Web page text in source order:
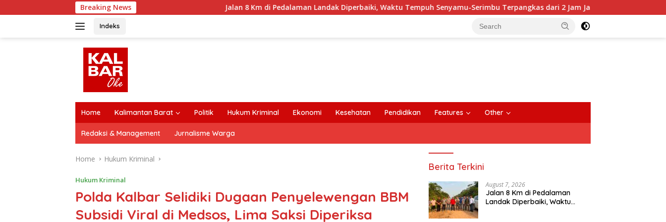
to
Breaking News Jalan 8 Km di Pedalaman Landak Diperbaiki, Waktu Tempuh Senyamu-Serimbu Terpangkas dari 2 Jam Jadi 20 Menit
Indeks
Home Kalimantan Barat Politik Hukum Kriminal Ekonomi Kesehatan Pendidikan Features Other
Redaksi & Management Jurnalisme Warga
Home Hukum Kriminal
Hukum Kriminal
Polda Kalbar Selidiki Dugaan Penyelewengan BBM
Subsidi Viral di Medsos, Lima Saksi Diperiksa
Berita Terkini
August 7, 2026
Jalan 8 Km di Pedalaman
Landak Diperbaiki, Waktu